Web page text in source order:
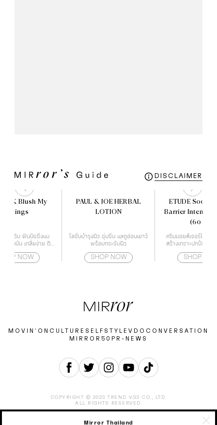
DISCLAIMER
Blush My
Feelings
เนื้อครีม ฟินนิชชิ่งแม
ความมัน เกลี่ยง่าย ติด
NOW
PAUL & JOE HERBAL
LOTION
โลชั่นบำรุงผิว ชุ่มชื่น แลดูอ่อนเยาว์
พร้อมกระชับผิว
SHOP NOW
ETUDE Soon
Barrier
(60 ml)
ครีมมอยส์เจอร์ไรเซอ
สร้างเกราะปกป้องผิว
SHOP
MOVIN’ON CULTURE SELF STYLE VDO CONVERSATION
MIRROR50 PR-NEWS
COPYRIGHT © 2023 TREND VG3 CO., LTD.
ALL RIGHTS RESERVED.
CAREERADVERTISEMENT TERMS & CONDITION
Mirror Thailand